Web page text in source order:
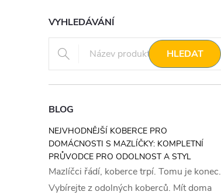
VYHLEDÁVÁNÍ
HLEDAT
BLOG
NEJVHODNĚJŠÍ KOBERCE PRO
DOMÁCNOSTI S MAZLÍČKY: KOMPLETNÍ
PRŮVODCE PRO ODOLNOST A STYL
Mazlíčci řádí, koberce trpí. Tomu je konec.
Vybírejte z odolných koberců. Mít doma